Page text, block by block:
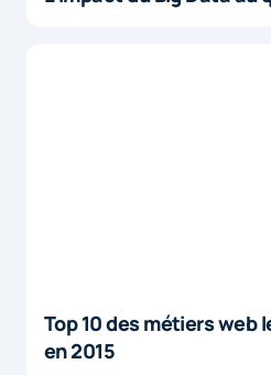
Top 10 des métiers web
en 2015